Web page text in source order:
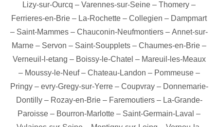
Lizy-sur-Ourcq – Varennes-sur-Seine – Thomery –
Ferrieres-en-Brie – La-Rochette – Collegien – Dampmart
– Saint-Mammes – Chauconin-Neufmontiers – Annet-sur-
Marne – Servon – Saint-Soupplets – Chaumes-en-Brie –
Verneuil-l-etang – Boissy-le-Chatel – Mareuil-les-Meaux
– Moussy-le-Neuf– Chateau-Landon – Pommeuse–
Pringy– evry-Gregy-sur-Yerre– Coupvray– Donnemarie-
Dontilly– Rozay-en-Brie– Faremoutiers– La-Grande-
Paroisse – Bourron-Marlotte – Saint-Germain-Laval –